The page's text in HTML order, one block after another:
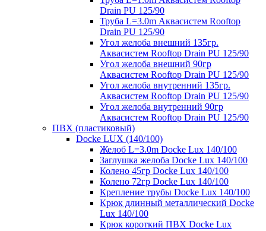
Drain PU 125/90
Труба L=3.0m Аквасистем Rooftop
Drain PU 125/90
Угол желоба внешний 135гр.
Аквасистем Rooftop Drain PU 125/90
Угол желоба внешний 90гр
Аквасистем Rooftop Drain PU 125/90
Угол желоба внутренний 135гр.
Аквасистем Rooftop Drain PU 125/90
Угол желоба внутренний 90гр
Аквасистем Rooftop Drain PU 125/90
ПВХ (пластиковый)
Docke LUX (140/100)
Желоб L=3.0m Docke Lux 140/100
Заглушка желоба Docke Lux 140/100
Колено 45гр Docke Lux 140/100
Колено 72гр Docke Lux 140/100
Крепление трубы Docke Lux 140/100
Крюк длинный металлический Docke
Lux 140/100
Крюк короткий ПВХ Docke Lux